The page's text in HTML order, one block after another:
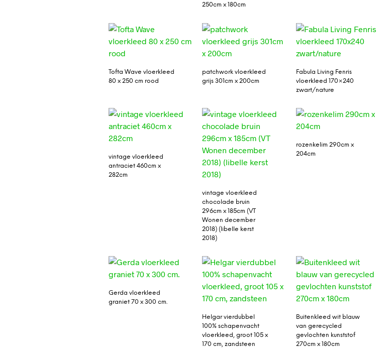
250cm x 180cm
Tofta Wave vloerkleed
80 x 250 cm rood
patchwork vloerkleed
grijs 301cm x 200cm
Fabula Living Fenris
vloerkleed 170×240
zwart/nature
vintage vloerkleed
antraciet 460cm x
282cm
vintage vloerkleed
chocolade bruin
296cm x 185cm (VT
Wonen december
2018) (libelle kerst
2018)
rozenkelim 290cm x
204cm
Gerda vloerkleed
graniet 70 x 300 cm.
Helgar vierdubbel
100% schapenvacht
vloerkleed, groot 105 x
170 cm, zandsteen
Buitenkleed wit blauw
van gerecycled
gevlochten kunststof
270cm x 180cm